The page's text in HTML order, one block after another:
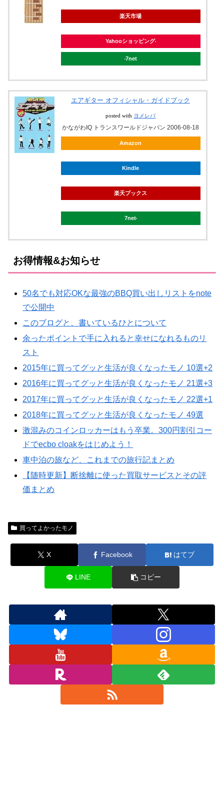
楽天市場
Yahooショッピング
7net
エアギター オフィシャル・ガイドブック
posted with ヨメレバ
かながわIQ トランスワールドジャパン 2006-08-18
Amazon
Kindle
楽天ブックス
7net
お得情報&お知らせ
50名でも対応OKな最強のBBQ買い出しリストをnote
で公開中
このブログと、書いているひとについて
余ったポイントで手に入れると幸せになれるものリ
スト
2015年に買ってグッと生活が良くなったモノ 10選+2
2016年に買ってグッと生活が良くなったモノ 21選+3
2017年に買ってグッと生活が良くなったモノ 22選+1
2018年に買ってグッと生活が良くなったモノ 49選
激混みのコインロッカーはもう卒業。300円割引コー
ドでecbo cloakをはじめよう！
車中泊の旅など、これまでの旅行記まとめ
【随時更新】断捨離に使った買取サービスとその評
価まとめ
買ってよかったモノ
X Facebook はてブ
LINE コピー